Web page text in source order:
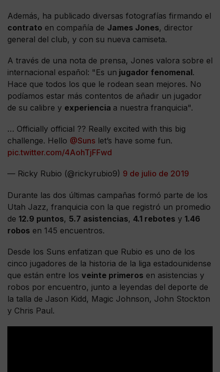
Además, ha publicado diversas fotografías firmando el
contrato en compañía de James Jones, director
general del club, y con su nueva camiseta.
A través de una nota de prensa, Jones valora sobre el
internacional español: "Es un jugador fenomenal.
Hace que todos los que le rodean sean mejores. No
podíamos estar más contentos de añadir un jugador
de su calibre y experiencia a nuestra franquicia".
… Officially official ?? Really excited with this big
challenge. Hello @Suns let’s have some fun.
pic.twitter.com/4AohTjFFwd
— Ricky Rubio (@rickyrubio9) 9 de julio de 2019
Durante las dos últimas campañas formó parte de los
Utah Jazz, franquicia con la que registró un promedio
de 12.9 puntos, 5.7 asistencias, 4.1 rebotes y 1.46
robos en 145 encuentros.
Desde los Suns enfatizan que Rubio es uno de los
cinco jugadores de la historia de la liga estadounidense
que están entre los veinte primeros en asistencias y
robos por encuentro, junto a leyendas del deporte de
la talla de Jason Kidd, Magic Johnson, John Stockton
y Chris Paul.